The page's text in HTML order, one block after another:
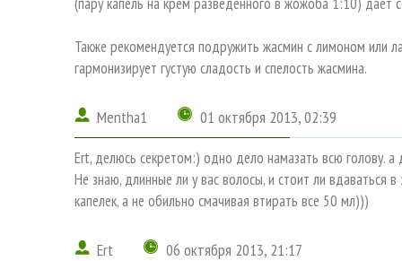
Также рекомендуется подружить жасмин с лимоном или
гармонизирует густую сладость и спелость жасмина.
Mentha1 01 октября 2013, 02:39
Ert, делюсь секретом:) одно дело намазать всю голову.
Не знаю, длинные ли у вас волосы, и стоит ли вдаваться
капелек, а не обильно смачивая втирать все 50 мл)))
Ert 06 октября 2013, 21:17